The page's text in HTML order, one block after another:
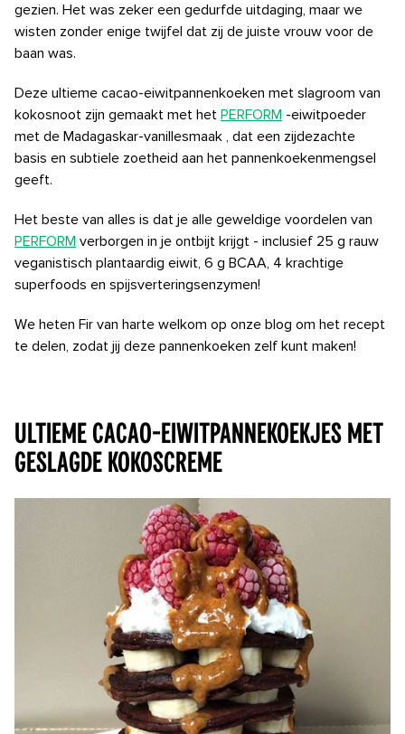
gezien. Het was zeker een gedurfde uitdaging, maar we
wisten zonder enige twijfel dat zij de juiste vrouw voor de
baan was.
Deze ultieme cacao-eiwitpannenkoeken met slagroom van
kokosnoot zijn gemaakt met het PERFORM -eiwitpoeder
met de Madagaskar-vanillesmaak , dat een zijdezachte
basis en subtiele zoetheid aan het pannenkoekenmengsel
geeft.
Het beste van alles is dat je alle geweldige voordelen van
PERFORM verborgen in je ontbijt krijgt - inclusief 25 g rauw
veganistisch plantaardig eiwit, 6 g BCAA, 4 krachtige
superfoods en spijsverteringsenzymen!
We heten Fir van harte welkom op onze blog om het recept
te delen, zodat jij deze pannenkoeken zelf kunt maken!
ULTIEME CACAO-EIWITPANNEKOEKJES MET
GESLAGDE KOKOSCREME